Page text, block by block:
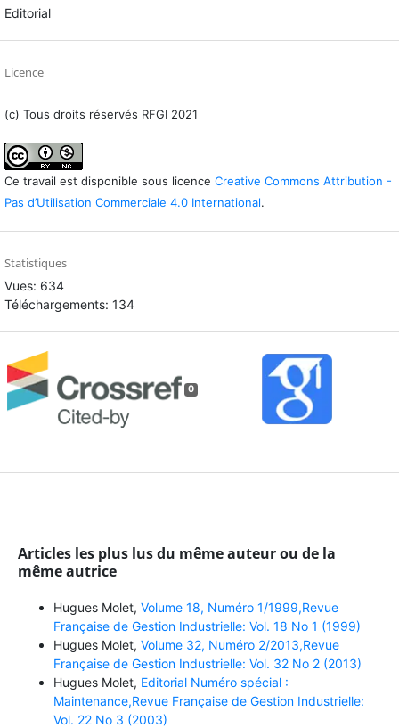
Editorial
Licence
(c) Tous droits réservés RFGI 2021
Ce travail est disponible sous licence Creative Commons Attribution -
Pas d’Utilisation Commerciale 4.0 International.
Statistiques
Vues: 634
Téléchargements: 134
0
Articles les plus lus du même auteur ou de la
même autrice
Hugues Molet, Volume 18, Numéro 1/1999,Revue
Française de Gestion Industrielle: Vol. 18 No 1 (1999)
Hugues Molet, Volume 32, Numéro 2/2013,Revue
Française de Gestion Industrielle: Vol. 32 No 2 (2013)
Hugues Molet, Editorial Numéro spécial :
Maintenance,Revue Française de Gestion Industrielle:
Vol. 22 No 3 (2003)